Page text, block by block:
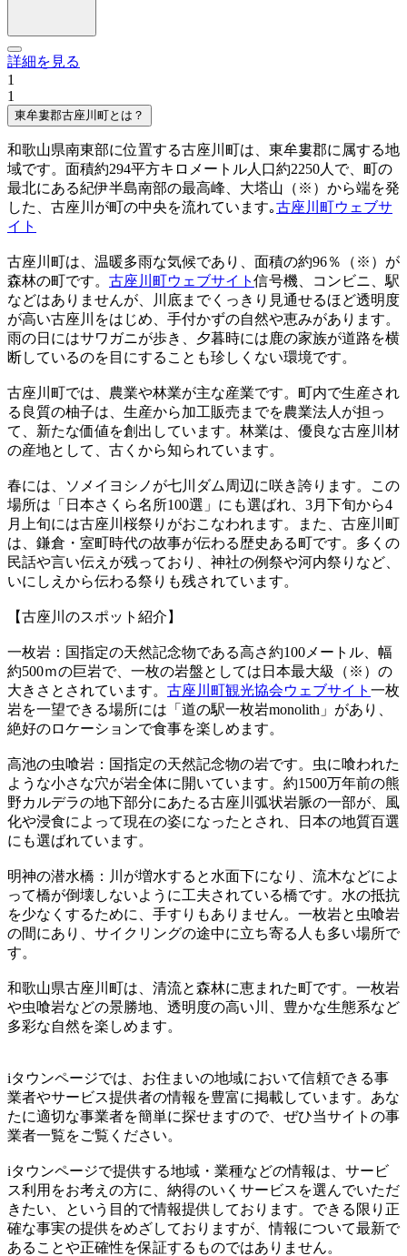
詳細を見る
1
1
東牟婁郡古座川町とは？
和歌山県南東部に位置する古座川町は、東牟婁郡に属する地
域です。面積約294平方キロメートル人口約2250人で、町の
最北にある紀伊半島南部の最高峰、大塔山（※）から端を発
した、古座川が町の中央を流れています｡古座川町ウェブサ
イト
古座川町は、温暖多雨な気候であり、面積の約96％（※）が
森林の町です。 古座川町ウェブサイト信号機、コンビニ、駅
などはありませんが、川底までくっきり見通せるほど透明度
が高い古座川をはじめ、手付かずの自然や恵みがあります。
雨の日にはサワガニが歩き、夕暮時には鹿の家族が道路を横
断しているのを目にすることも珍しくない環境です。
古座川町では、農業や林業が主な産業です。町内で生産され
る良質の柚子は、生産から加工販売までを農業法人が担っ
て、新たな価値を創出しています。林業は、優良な古座川材
の産地として、古くから知られています。
春には、ソメイヨシノが七川ダム周辺に咲き誇ります。この
場所は「日本さくら名所100選」にも選ばれ、3月下旬から4
月上旬には古座川桜祭りがおこなわれます。また、古座川町
は、鎌倉・室町時代の故事が伝わる歴史ある町です。多くの
民話や言い伝えが残っており、神社の例祭や河内祭りなど、
いにしえから伝わる祭りも残されています。
【古座川のスポット紹介】
一枚岩：国指定の天然記念物である高さ約100メートル、幅
約500ｍの巨岩で、一枚の岩盤としては日本最大級（※）の
大きさとされています。 古座川町観光協会ウェブサイト 一枚
岩を一望できる場所には「道の駅一枚岩monolith」があり、
絶好のロケーションで食事を楽しめます。
高池の虫喰岩：国指定の天然記念物の岩です。虫に喰われた
ような小さな穴が岩全体に開いています。約1500万年前の熊
野カルデラの地下部分にあたる古座川弧状岩脈の一部が、風
化や浸食によって現在の姿になったとされ、日本の地質百選
にも選ばれています。
明神の潜水橋：川が増水すると水面下になり、流木などによ
って橋が倒壊しないように工夫されている橋です。水の抵抗
を少なくするために、手すりもありません。一枚岩と虫喰岩
の間にあり、サイクリングの途中に立ち寄る人も多い場所で
す。
和歌山県古座川町は、清流と森林に恵まれた町です。一枚岩
や虫喰岩などの景勝地、透明度の高い川、豊かな生態系など
多彩な自然を楽しめます。
iタウンページでは、お住まいの地域において信頼できる事
業者やサービス提供者の情報を豊富に掲載しています。あな
たに適切な事業者を簡単に探せますので、ぜひ当サイトの事
業者一覧をご覧ください。
iタウンページで提供する地域・業種などの情報は、サービ
ス利用をお考えの方に、納得のいくサービスを選んでいただ
きたい、という目的で情報提供しております。できる限り正
確な事実の提供をめざしておりますが、情報について最新で
あることや正確性を保証するものではありません。